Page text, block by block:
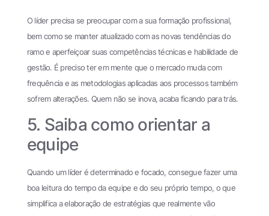
O líder precisa se preocupar com a sua formação profissional,
bem como se manter atualizado com as novas tendências do
ramo e aperfeiçoar suas competências técnicas e habilidade de
gestão. É preciso ter em mente que o mercado muda com
frequência e as metodologias aplicadas aos processos também
sofrem alterações. Quem não se inova, acaba ficando para trás.
5. Saiba como orientar a
equipe
Quando um líder é determinado e focado, consegue fazer uma
boa leitura do tempo da equipe e do seu próprio tempo, o que
simplifica a elaboração de estratégias que realmente vão